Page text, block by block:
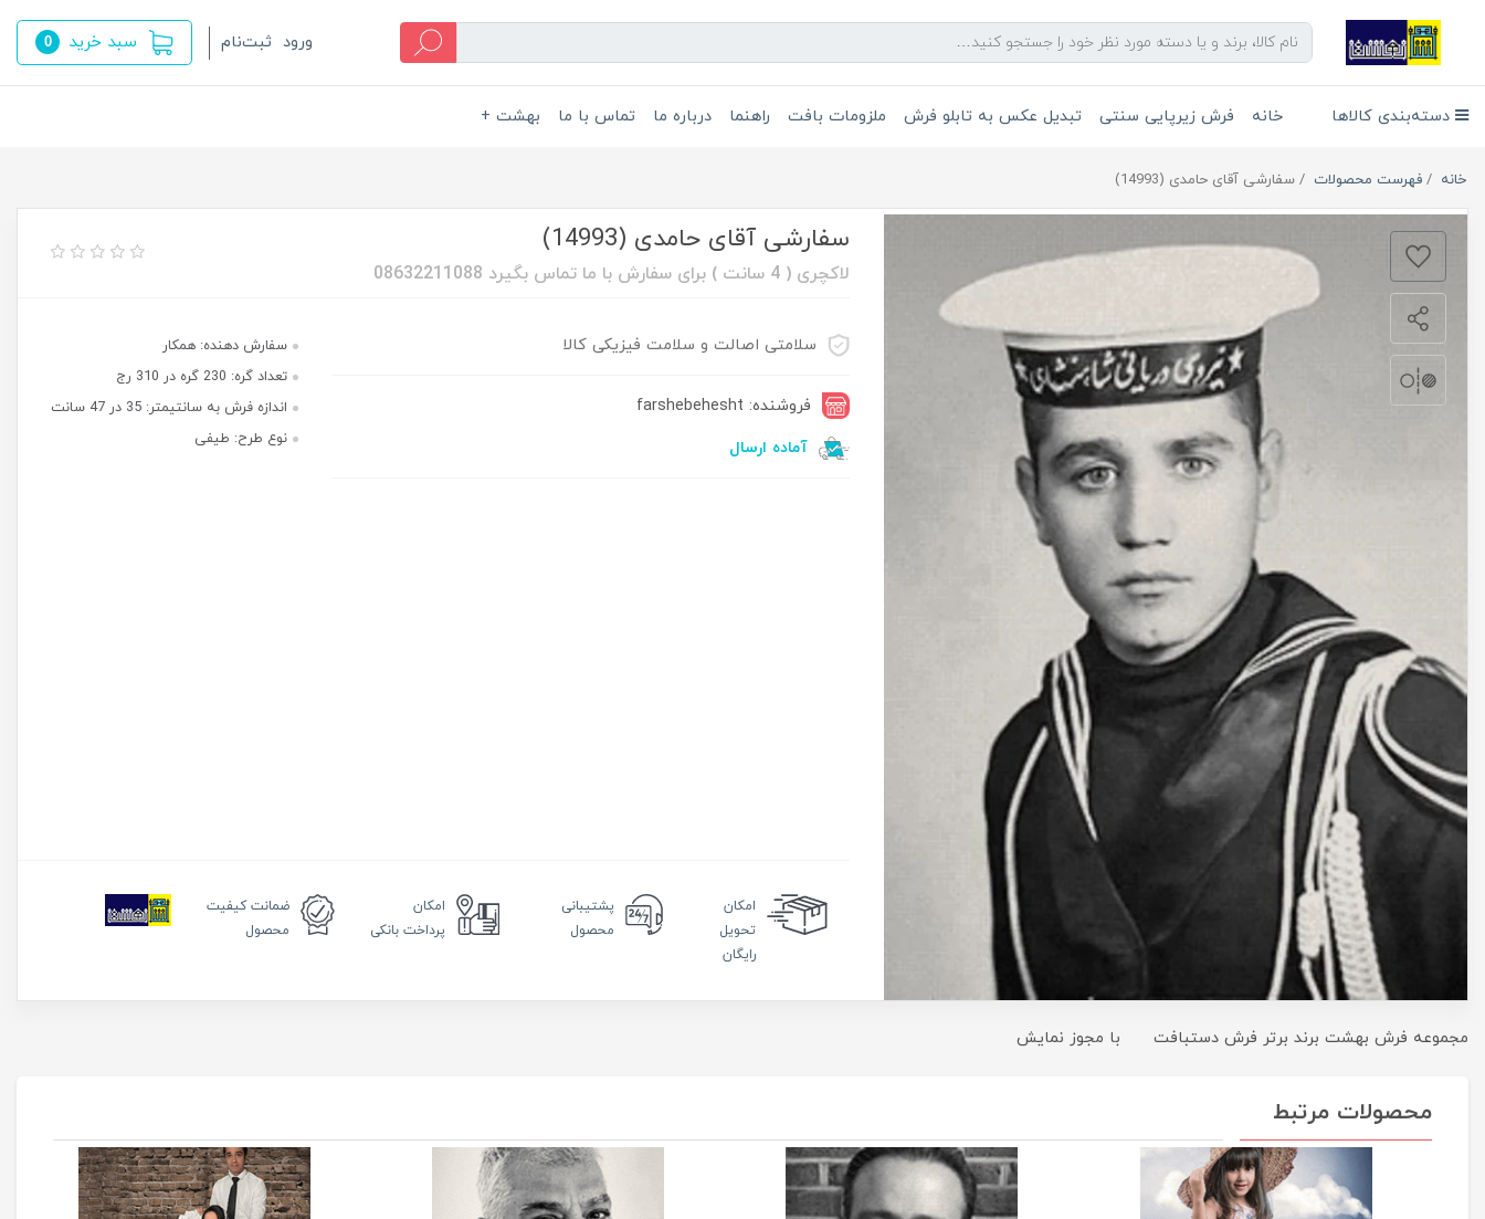
ورود ثبت‌نام سبد خرید 0
دسته‌بندی کالاها خانه فرش زیرپایی سنتی تبدیل عکس به تابلو فرش ملزومات بافت راهنما درباره ما تماس با ما بهشت +
خانه فهرست محصولات سفارشی آقای حامدی (14993)
سفارشی آقای حامدی (14993)
لاکچری ( 4 سانت ) برای سفارش با ما تماس بگیرد 08632211088
سلامتی اصالت و سلامت فیزیکی کالا
فروشنده: farshebehesht
آماده ارسال
سفارش دهنده: همکار
تعداد گره: 230 گره در 310 رج
اندازه فرش به سانتیمتر: 35 در 47 سانت
نوع طرح: طیفی
امکان
تحویل
رایگان
پشتیبانی
محصول
امکان
پرداخت بانکی
ضمانت کیفیت
محصول
مجموعه فرش بهشت برند برتر فرش دستبافت با مجوز نمایش
محصولات مرتبط